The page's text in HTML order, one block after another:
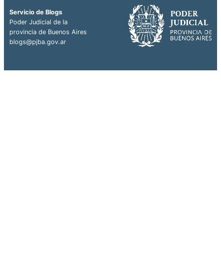
Servicio de Blogs
Poder Judicial de la
provincia de Buenos Aires
blogs@pjba.gov.ar